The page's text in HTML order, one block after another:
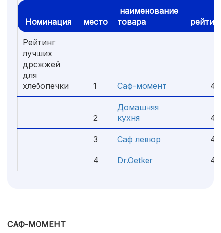
Номинация место
наименование
товара
Рейтинг
лучших
дрожжей
для
хлебопечки
1 Саф-момент
2
Домашняя
кухня
3 Саф левюр
4 Dr.Oetker
САФ-МОМЕНТ